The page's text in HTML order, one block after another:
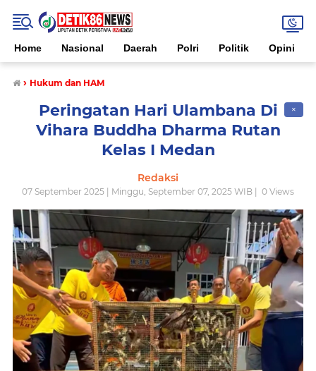
Home Nasional Daerah Polri Politik Opini
› Hukum dan HAM
✕
Peringatan Hari Ulambana Di
Vihara Buddha Dharma Rutan
Kelas I Medan
Redaksi
07 September 2025 | Minggu, September 07, 2025 WIB | 0 Views